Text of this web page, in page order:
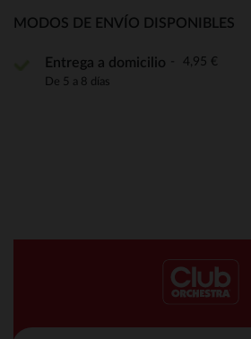
MODOS DE ENVÍO DISPONIBLES
Entrega a domicilio 4,95 €
De 5 a 8 días